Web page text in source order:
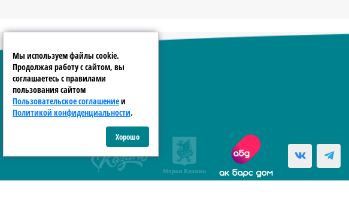
Мы используем файлы cookie.
Продолжая работу с сайтом, вы
соглашаетесь с правилами
пользования сайтом
Пользовательское соглашениеи
Политикой конфиденциальности.
Хорошо